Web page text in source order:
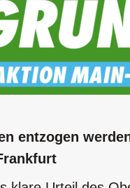
entzogen